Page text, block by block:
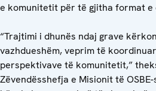
e komunitetit për të gjitha format e
“Trajtimi i dhunës ndaj grave
vazhdueshëm, veprim të
perspektivave të komunitetit,”
Zëvendësshefja e Misionit të